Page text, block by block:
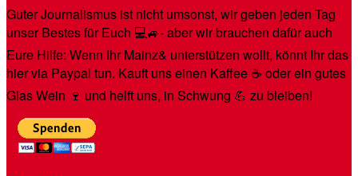
Guter Journalismus ist nicht umsonst, wir geben jeden Tag
unser Bestes für Euch 💻🚙- aber wir brauchen dafür auch
Eure Hilfe: Wenn Ihr Mainz& unterstützen wollt, könnt Ihr das
hier via Paypal tun. Kauft uns einen Kaffee ☕️ oder ein gutes
Glas Wein 🍷 und helft uns, in Schwung 💪 zu bleiben!